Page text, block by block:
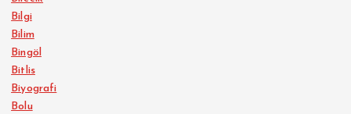
Bilgi
Bilim
Bingöl
Bitlis
Biyografi
Bolu